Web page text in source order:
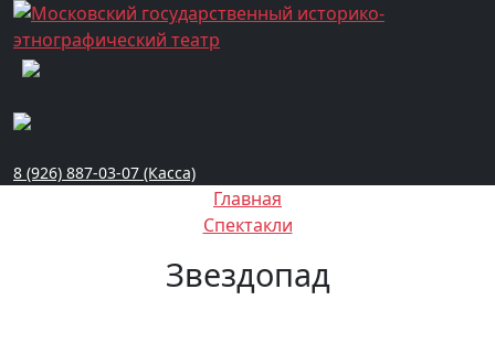
8 (926) 887-03-07 (Касса)
Звездопад
Главная
Спектакли